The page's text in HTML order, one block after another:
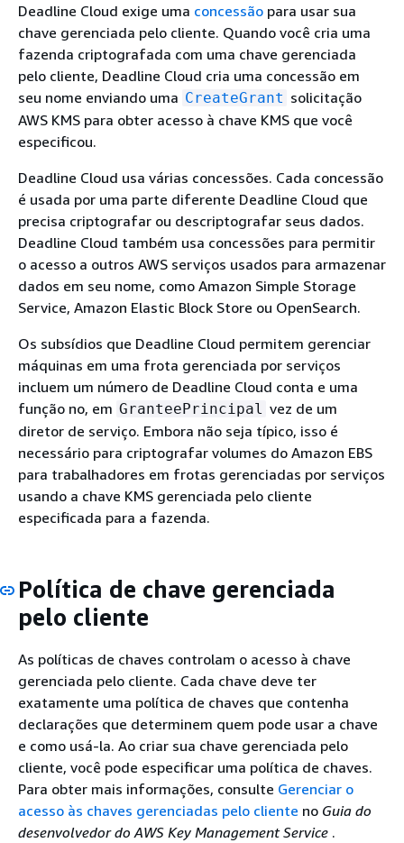
Deadline Cloud exige uma concessão para usar sua
chave gerenciada pelo cliente. Quando você cria uma
fazenda criptografada com uma chave gerenciada
pelo cliente, Deadline Cloud cria uma concessão em
seu nome enviando uma CreateGrant solicitação
AWS KMS para obter acesso à chave KMS que você
especificou.
Deadline Cloud usa várias concessões. Cada concessão
é usada por uma parte diferente Deadline Cloud que
precisa criptografar ou descriptografar seus dados.
Deadline Cloud também usa concessões para permitir
o acesso a outros AWS serviços usados para armazenar
dados em seu nome, como Amazon Simple Storage
Service, Amazon Elastic Block Store ou OpenSearch.
Os subsídios que Deadline Cloud permitem gerenciar
máquinas em uma frota gerenciada por serviços
incluem um número de Deadline Cloud conta e uma
função no, em GranteePrincipal vez de um
diretor de serviço. Embora não seja típico, isso é
necessário para criptografar volumes do Amazon EBS
para trabalhadores em frotas gerenciadas por serviços
usando a chave KMS gerenciada pelo cliente
especificada para a fazenda.
Política de chave gerenciada
pelo cliente
As políticas de chaves controlam o acesso à chave
gerenciada pelo cliente. Cada chave deve ter
exatamente uma política de chaves que contenha
declarações que determinem quem pode usar a chave
e como usá-la. Ao criar sua chave gerenciada pelo
cliente, você pode especificar uma política de chaves.
Para obter mais informações, consulte Gerenciar o
acesso às chaves gerenciadas pelo cliente no Guia do
desenvolvedor do AWS Key Management Service .